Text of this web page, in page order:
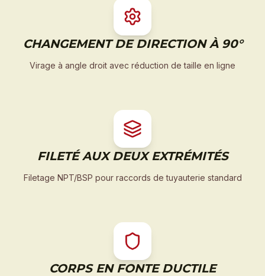
CHANGEMENT DE DIRECTION À 90°
Virage à angle droit avec réduction de taille en ligne
FILETÉ AUX DEUX EXTRÉMITÉS
Filetage NPT/BSP pour raccords de tuyauterie standard
CORPS EN FONTE DUCTILE